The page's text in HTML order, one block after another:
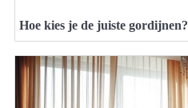
Hoe kies je de juiste gordijnen?